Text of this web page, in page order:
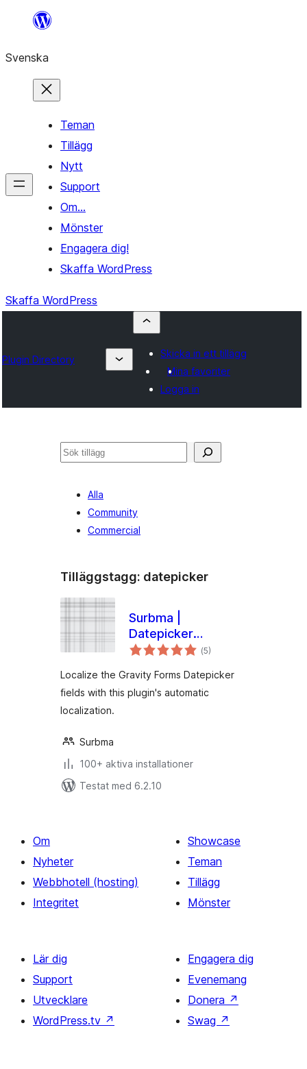
Hoppa
innehåll
Svenska
Teman
Tillägg
Nytt
Support
Om…
Mönster
Engagera dig!
Skaffa WordPress
Skaffa WordPress
Plugin Directory
Skicka in ett tillägg
Mina favoriter
Logga in
Sök
Alla
Community
Commercial
Tilläggstagg: datepicker
Surbma |
Datepicker
localization for
(Totalt
antal
5)
Localize the Gravity Forms Datepicker
fields with this plugin's automatic
localization.
Surbma
100+ aktiva installationer
Testat med 6.2.10
Om
Nyheter
Webbhotell (hosting)
Integritet
Showcase
Teman
Tillägg
Mönster
Lär dig
Support
Utvecklare
WordPress.tv ↗
Engagera dig
Evenemang
Donera ↗
Swag ↗